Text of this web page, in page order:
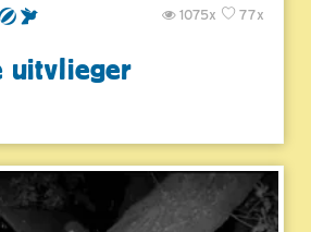
77x
1075x
uitvlieger